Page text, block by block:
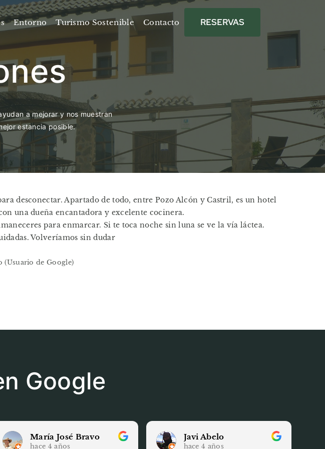
Entorno Turismo Sostenible Contacto RESERVAS
a mejorar y nos muestran
estancia posible.
desconectar. Apartado de todo, entre Pozo Alcón y Castril, es un hotel
una dueña encantadora y excelente cocinera.
para enmarcar. Si te toca noche sin luna se ve la vía láctea.
Volveríamos sin dudar
(Usuario de Google)
Google
María José Bravo
hace 4 años
Javi Abelo
hace 4 años